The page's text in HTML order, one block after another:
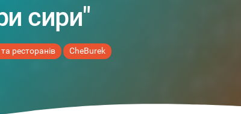
сири"
ресторанів CheBurek